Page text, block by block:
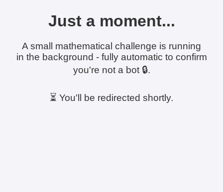
Just a moment...
A small mathematical challenge is running
in the background - fully automatic to confirm
you're not a bot 🔒.
⏳ You'll be redirected shortly.